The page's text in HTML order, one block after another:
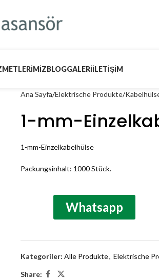
BLOGGALERIİLETIŞIM
Ana Sayfa Elektrische Produkte
1-mm-
1-mm-Einzelkabelhülse
Packungsinhalt: 1000 Stück.
Whatsapp
Kategoriler: Alle Produkte, Elektrische
Share: